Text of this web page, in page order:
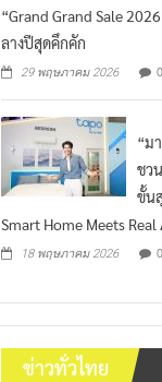
“Grand Grand Sale
ลางปีสุดคึกคัก
29 พฤษภาคม 2026 0
“ม
ชว
ขั้น
Smart Home Meets Real
18 พฤษภาคม 2026 0
ข่าวทั่วไทย